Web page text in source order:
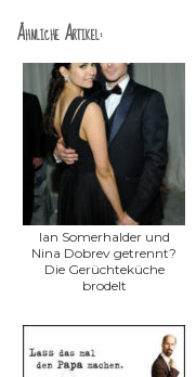
Ähnliche Artikel:
Ian Somerhalder und
Nina Dobrev getrennt?
Die Gerüchteküche
brodelt